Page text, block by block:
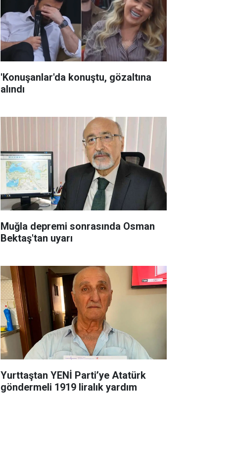
'Konuşanlar'da konuştu, gözaltına
alındı
Muğla depremi sonrasında Osman
Bektaş'tan uyarı
Yurttaştan YENİ Parti’ye Atatürk
göndermeli 1919 liralık yardım